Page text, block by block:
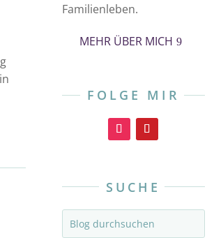
Familienleben.
MEHR ÜBER MICH
FOLGE MIR
SUCHE